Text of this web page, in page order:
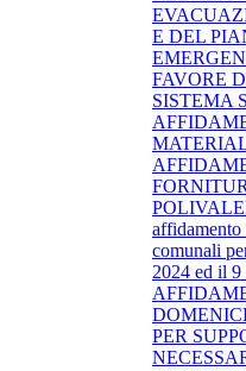
E DEL
FAVORE
SISTEMA
comunali
2024 ed il
PER